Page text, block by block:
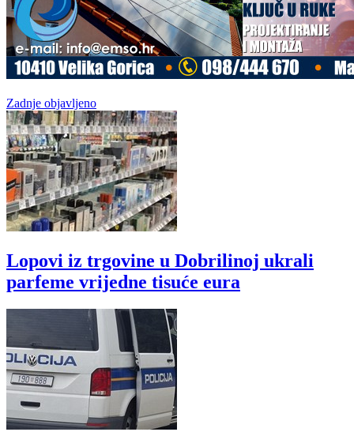
Zadnje objavljeno
Lopovi iz trgovine u Dobrilinoj ukrali
parfeme vrijedne tisuće eura